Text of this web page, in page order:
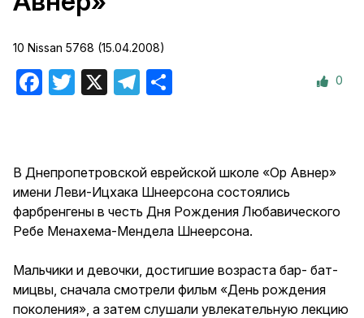
10 Nissan 5768 (15.04.2008)
Facebook
Twitter Telegram 0
В Днепропетровской еврейской школе «Ор Авнер»
имени Леви-Ицхака Шнеерсона состоялись
фарбренгены в честь Дня Рождения Любавического
Ребе Менахема-Мендела Шнеерсона.
Мальчики и девочки, достигшие возраста бар- бат-
мицвы, сначала смотрели фильм «День рождения
поколения», а затем слушали увлекательную лекцию